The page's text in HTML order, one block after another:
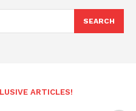
SEARCH
ARTICLES!